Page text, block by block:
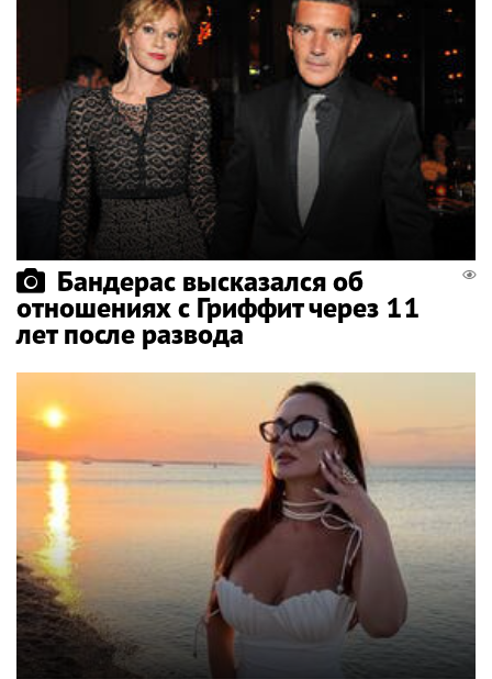
Бандерас высказался об
отношениях с Гриффит через 11
лет после развода